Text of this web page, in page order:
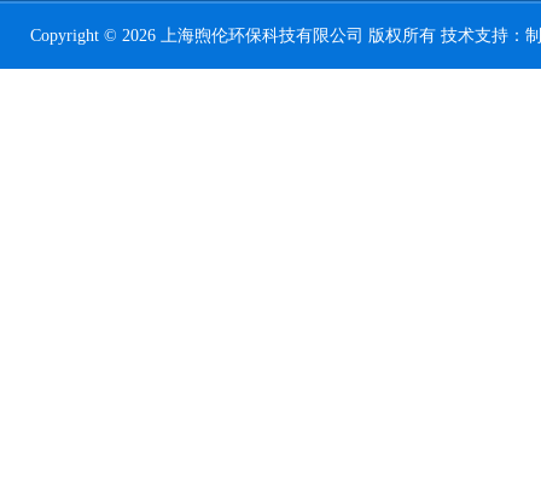
Copyright © 2026 上海煦伦环保科技有限公司 版权所有 技术支持：